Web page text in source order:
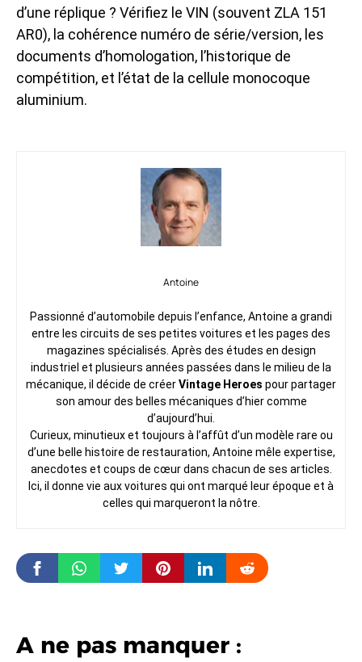
d’une réplique ? Vérifiez le VIN (souvent ZLA 151
AR0), la cohérence numéro de série/version, les
documents d’homologation, l’historique de
compétition, et l’état de la cellule monocoque
aluminium.
Antoine
Passionné d’automobile depuis l’enfance, Antoine a grandi
entre les circuits de ses petites voitures et les pages des
magazines spécialisés. Après des études en design
industriel et plusieurs années passées dans le milieu de la
mécanique, il décide de créerVintage Heroes pour partager
son amour des belles mécaniques d’hier comme
d’aujourd’hui.
Curieux, minutieux et toujours à l’affût d’un modèle rare ou
d’une belle histoire de restauration, Antoine mêle expertise,
anecdotes et coups de cœur dans chacun de ses articles.
Ici, il donne vie aux voitures qui ont marqué leur époque et à
celles qui marqueront la nôtre.
A ne pas manquer :